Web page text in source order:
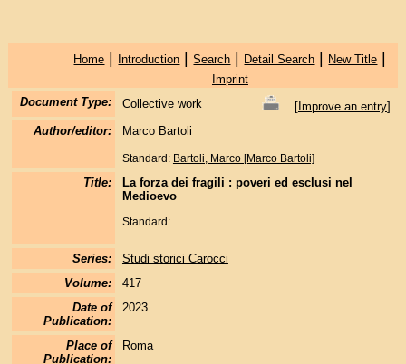
Home | Introduction |Search | Detail Search | New Title |
Imprint
Document Type:
Collective work [Improve an entry]
Author/editor:
Marco Bartoli
Standard: Bartoli, Marco [Marco Bartoli]
Title:
La forza dei fragili : poveri ed esclusi nel
Medioevo
Standard:
Series:
Studi storici Carocci
Volume:
417
Date of
Publication:
2023
Place of
Publication:
Roma